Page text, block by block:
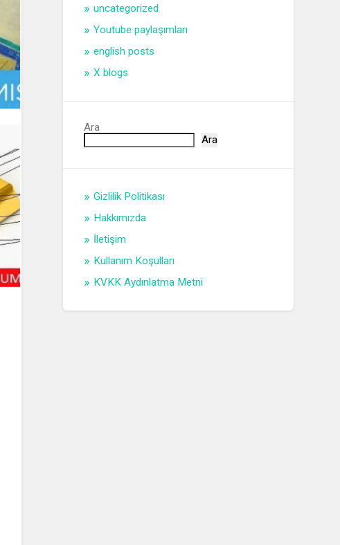
uncategorized
Youtube paylaşımları
english posts
X blogs
Ara
Ara
Gizlilik Politikası
Hakkımızda
İletişim
Kullanım Koşulları
KVKK Aydınlatma Metni